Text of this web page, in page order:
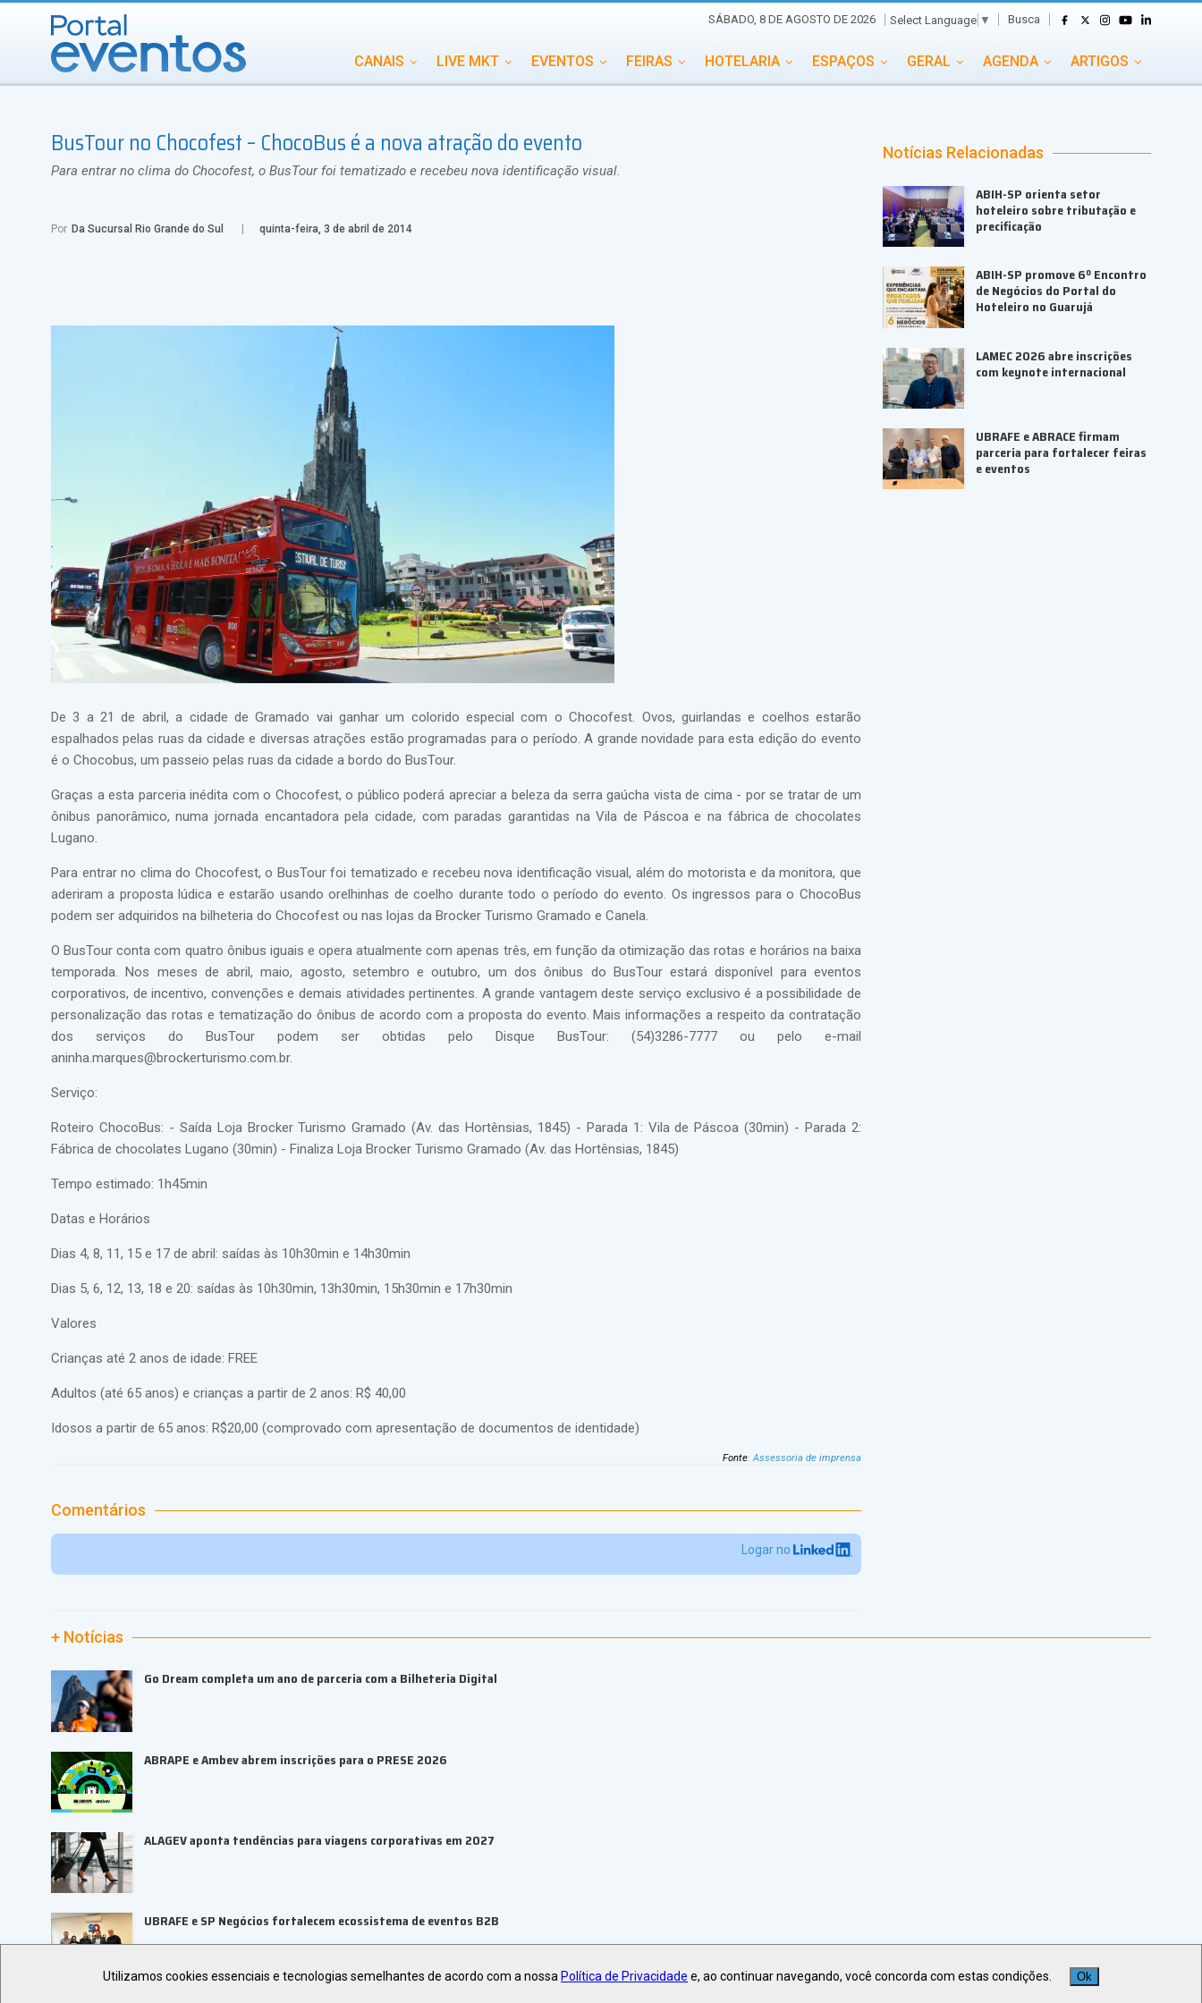
SÁBADO, 8 DE AGOSTO DE 2026 Select Language ▼ Busca
CANAIS LIVE MKT EVENTOS FEIRAS HOTELARIA ESPAÇOS GERAL AGENDA ARTIGOS
INCENTIVOS INTERNACIONAL MEMORIAL DE EVENTOS PORTAL EVENTOS TV TRANSPORTES
TURISMO VAI E VEM
BusTour no Chocofest – ChocoBus é a nova atração do evento
Para entrar no clima do Chocofest, o BusTour foi tematizado e recebeu nova identificação visual.
Por Da Sucursal Rio Grande do Sul quinta-feira, 3 de abril de 2014
De 3 a 21 de abril, a cidade de Gramado vai ganhar um colorido especial com o Chocofest. Ovos, guirlandas e coelhos estarão
espalhados pelas ruas da cidade e diversas atrações estão programadas para o período. A grande novidade para esta edição do evento
é o Chocobus, um passeio pelas ruas da cidade a bordo do BusTour.
Graças a esta parceria inédita com o Chocofest, o público poderá apreciar a beleza da serra gaúcha vista de cima - por se tratar de um
ônibus panorâmico, numa jornada encantadora pela cidade, com paradas garantidas na Vila de Páscoa e na fábrica de chocolates
Lugano.
Para entrar no clima do Chocofest, o BusTour foi tematizado e recebeu nova identificação visual, além do motorista e da monitora, que
aderiram a proposta lúdica e estarão usando orelhinhas de coelho durante todo o período do evento. Os ingressos para o ChocoBus
podem ser adquiridos na bilheteria do Chocofest ou nas lojas da Brocker Turismo Gramado e Canela.
O BusTour conta com quatro ônibus iguais e opera atualmente com apenas três, em função da otimização das rotas e horários na baixa
temporada. Nos meses de abril, maio, agosto, setembro e outubro, um dos ônibus do BusTour estará disponível para eventos
corporativos, de incentivo, convenções e demais atividades pertinentes. A grande vantagem deste serviço exclusivo é a possibilidade de
personalização das rotas e tematização do ônibus de acordo com a proposta do evento. Mais informações a respeito da contratação
dos serviços do BusTour podem ser obtidas pelo Disque BusTour: (54)3286-7777 ou pelo e-mail
aninha.marques@brockerturismo.com.br.
Serviço:
Roteiro ChocoBus: - Saída Loja Brocker Turismo Gramado (Av. das Hortênsias, 1845) - Parada 1: Vila de Páscoa (30min) - Parada 2:
Fábrica de chocolates Lugano (30min) - Finaliza Loja Brocker Turismo Gramado (Av. das Hortênsias, 1845)
Tempo estimado: 1h45min
Datas e Horários
Dias 4, 8, 11, 15 e 17 de abril: saídas às 10h30min e 14h30min
Dias 5, 6, 12, 13, 18 e 20: saídas às 10h30min, 13h30min, 15h30min e 17h30min
Valores
Crianças até 2 anos de idade: FREE
Adultos (até 65 anos) e crianças a partir de 2 anos: R$ 40,00
Idosos a partir de 65 anos: R$20,00 (comprovado com apresentação de documentos de identidade)
Fonte:Assessoria de imprensa
Comentários
Logar no
Notícias Relacionadas
ABIH-SP orienta setor
hoteleiro sobre tributação e
precificação
ABIH-SP promove 6º Encontro
de Negócios do Portal do
Hoteleiro no Guarujá
LAMEC 2026 abre inscrições
com keynote internacional
UBRAFE e ABRACE firmam
parceria para fortalecer feiras
e eventos
+ Notícias
Go Dream completa um ano de parceria com a Bilheteria Digital
ABRAPE e Ambev abrem inscrições para o PRESE 2026
ALAGEV aponta tendências para viagens corporativas em 2027
UBRAFE e SP Negócios fortalecem ecossistema de eventos B2B
Últimas Notícias
Utilizamos cookies essenciais e tecnologias semelhantes de acordo com a nossa Política de Privacidade e, ao continuar navegando, você concorda com estas condições. Ok